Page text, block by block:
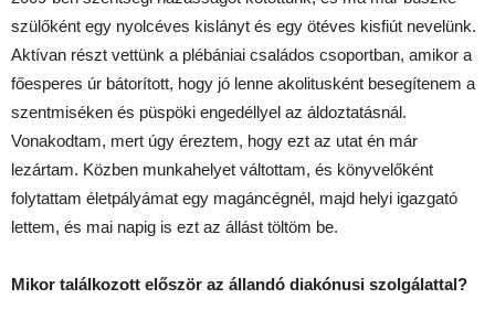
szülőként egy nyolcéves kislányt és egy ötéves kisfiút nevelünk.
Aktívan részt vettünk a plébániai családos csoportban, amikor a
főesperes úr bátorított, hogy jó lenne akolitusként besegítenem a
szentmiséken és püspöki engedéllyel az áldoztatásnál.
Vonakodtam, mert úgy éreztem, hogy ezt az utat én már
lezártam. Közben munkahelyet váltottam, és könyvelőként
folytattam életpályámat egy magáncégnél, majd helyi igazgató
lettem, és mai napig is ezt az állást töltöm be.
Mikor találkozott először az állandó diakónusi szolgálattal?